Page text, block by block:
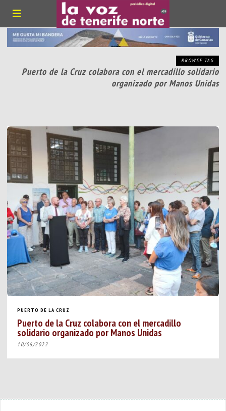
BROWSE TAG
Puerto de la Cruz colabora con el mercadillo solidario
organizado por Manos Unidas
PUERTO DE LA CRUZ
Puerto de la Cruz colabora con el mercadillo
solidario organizado por Manos Unidas
10/06/2022